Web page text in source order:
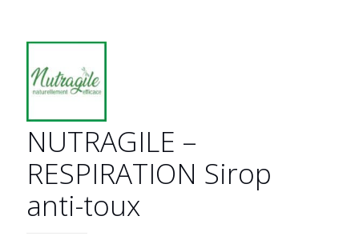
NUTRAGILE –
RESPIRATION Sirop
anti-toux